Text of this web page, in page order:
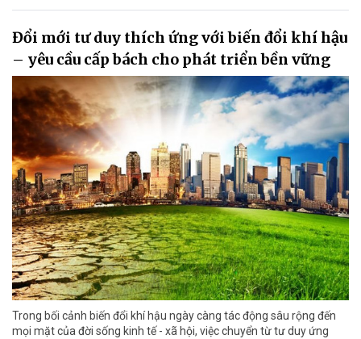
Đổi mới tư duy thích ứng với biến đổi khí hậu
– yêu cầu cấp bách cho phát triển bền vững
Trong bối cảnh biến đổi khí hậu ngày càng tác động sâu rộng đến
mọi mặt của đời sống kinh tế - xã hội, việc chuyển từ tư duy ứng